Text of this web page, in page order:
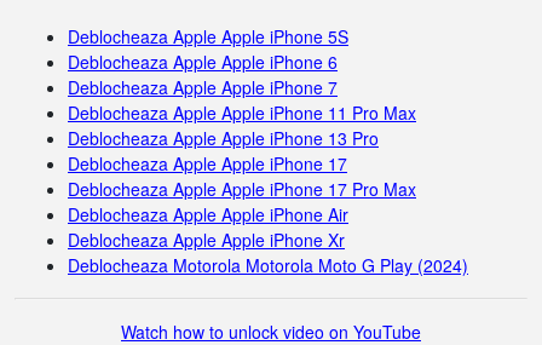
Deblocheaza Apple Apple iPhone 5S
Deblocheaza Apple Apple iPhone 6
Deblocheaza Apple Apple iPhone 7
Deblocheaza Apple Apple iPhone 11 Pro Max
Deblocheaza Apple Apple iPhone 13 Pro
Deblocheaza Apple Apple iPhone 17
Deblocheaza Apple Apple iPhone 17 Pro Max
Deblocheaza Apple Apple iPhone Air
Deblocheaza Apple Apple iPhone Xr
Deblocheaza Motorola Motorola Moto G Play (2024)
Watch how to unlock video on YouTube